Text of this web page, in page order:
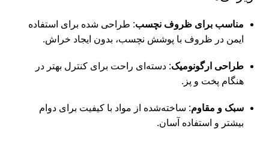
مناسب برای ظروف نچسب: طراحی شده برای استفاده
ایمن در ظروف با پوشش نچسب، بدون ایجاد خراش.
طراحی ارگونومیک: دسته‌ای راحت برای کنترل بهتر در
هنگام پخت و پز.
سبک و مقاوم: ساخته‌شده از مواد با کیفیت برای دوام
بیشتر و استفاده آسان.